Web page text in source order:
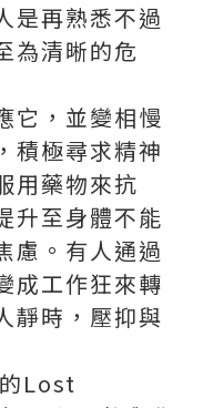
是再熟悉不過
為清晰的危
它，並變相慢
積極尋求精神
用藥物來抗
升至身體不能
慮。有人通過
成工作狂來轉
靜時，壓抑與
Lost